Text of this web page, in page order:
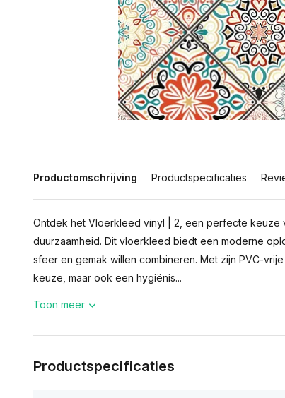
Productomschrijving Productspecificaties
Ontdek het Vloerkleed vinyl | 2, een perfecte keuze
duurzaamheid. Dit vloerkleed biedt een moderne
sfeer en gemak willen combineren. Met zijn PVC-
keuze, maar ook een hygiënis...
Toon meer
Productspecificaties